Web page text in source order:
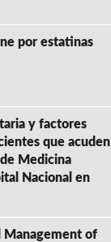
por estatinas
y factores
que acuden
Medicina
Nacional en
Management of